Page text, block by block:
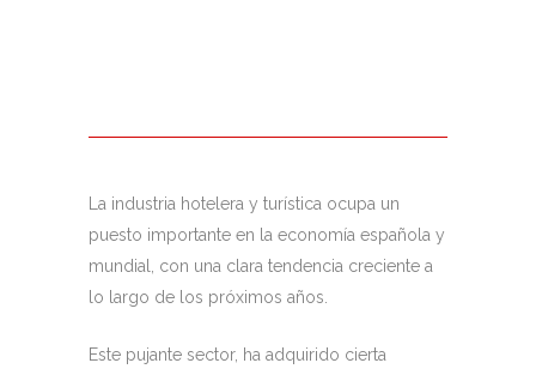
La industria hotelera y turística ocupa un
puesto importante en la economía española y
mundial, con una clara tendencia creciente a
lo largo de los próximos años.
Este pujante sector, ha adquirido cierta